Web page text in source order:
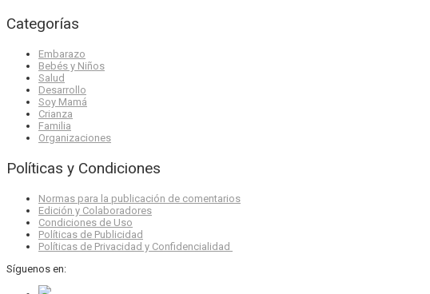
Categorías
Embarazo
Bebés y Niños
Salud
Desarrollo
Soy Mamá
Crianza
Familia
Organizaciones
Políticas y Condiciones
Normas para la publicación de comentarios
Edición y Colaboradores
Condiciones de Uso
Políticas de Publicidad
Políticas de Privacidad y Confidencialidad
Síguenos en: